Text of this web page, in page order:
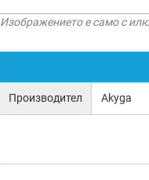
Изображението е само с
Производител Akyga